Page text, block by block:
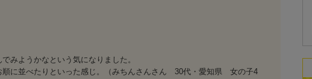
みようかなという気になりました。
順に並べたりといった感じ。（みちんさんさん 30代・愛知県 女の子4